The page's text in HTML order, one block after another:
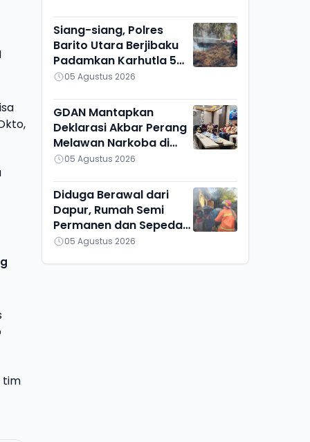
tim
Siang-siang, Polres
Barito Utara Berjibaku
Padamkan Karhutla 5
Hektare di Bintang
05 Agustus 2026
GDAN Mantapkan
Deklarasi Akbar Perang
Melawan Narkoba di
Kalteng
05 Agustus 2026
Diduga Berawal dari
Dapur, Rumah Semi
Permanen dan Sepeda
Motor di Ketapang
05 Agustus 2026